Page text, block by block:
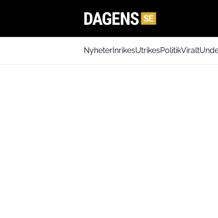
NyheterInrikesUtrikesPolitikViralt